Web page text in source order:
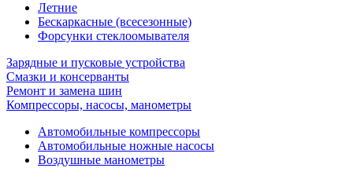
Летние
Бескаркасные (всесезонные)
Форсунки стеклоомывателя
Зарядные и пусковые устройства
Смазки и консерванты
Ремонт и замена шин
Компрессоры, насосы, манометры
Автомобильные компрессоры
Автомобильные ножные насосы
Воздушные манометры